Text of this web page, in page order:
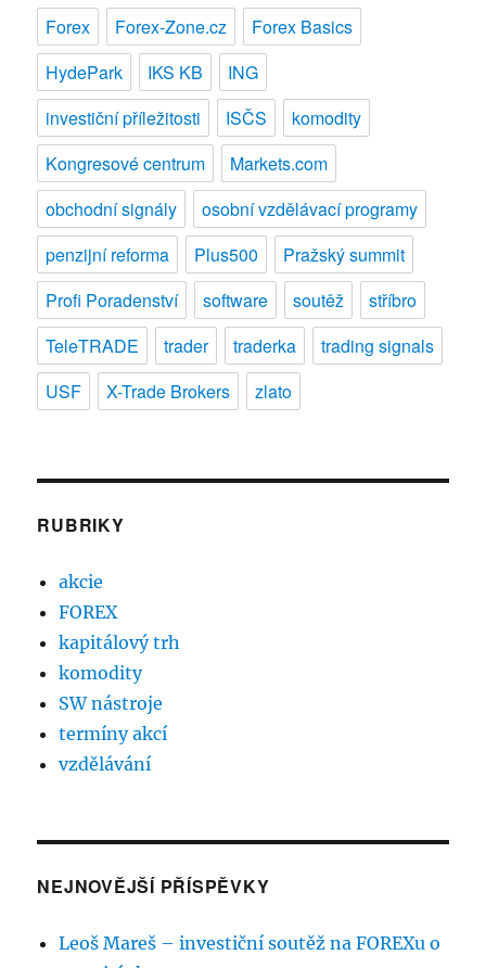
Forex
Forex-Zone.cz
Forex Basics
HydePark
IKS KB
ING
investiční příležitosti
ISČS
komodity
Kongresové centrum
Markets.com
obchodní signály
osobní vzdělávací programy
penzijní reforma
Plus500
Pražský summit
Profi Poradenství
software soutěž
stříbro
TeleTRADE
trader traderka
trading signals
USF
X-Trade Brokers zlato
RUBRIKY
akcie
FOREX
kapitálový trh
komodity
SW nástroje
termíny akcí
vzdělávání
NEJNOVĚJŠÍ PŘÍSPĚVKY
Leoš Mareš – investiční soutěž na FOREXu o